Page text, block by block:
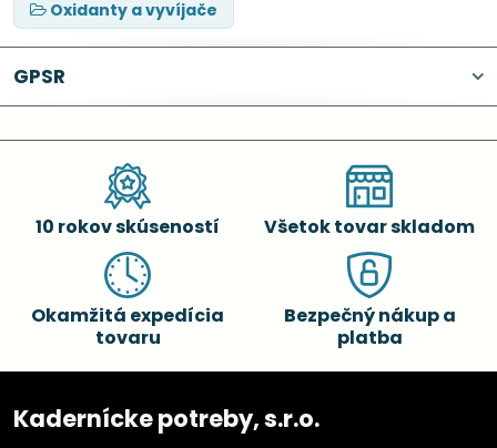
Oxidanty a vyvíjače
GPSR
10 rokov skúseností Všetok tovar skladom
Okamžitá expedícia
tovaru
Bezpečný nákup a
platba
Kadernícke potreby, s.r.o.